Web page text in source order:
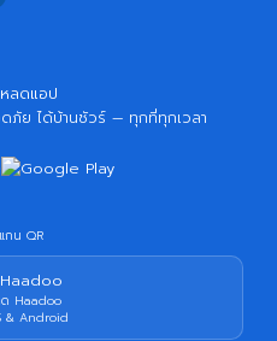
ลดแอป
ภัย ได้บ้านชัวร์ — ทุกที่ทุกเวลา
กน QR
ด Haadoo
& Android